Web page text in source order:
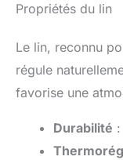
Propriétés du lin
Le lin, reconnu
régule
favorise une
Durabilité